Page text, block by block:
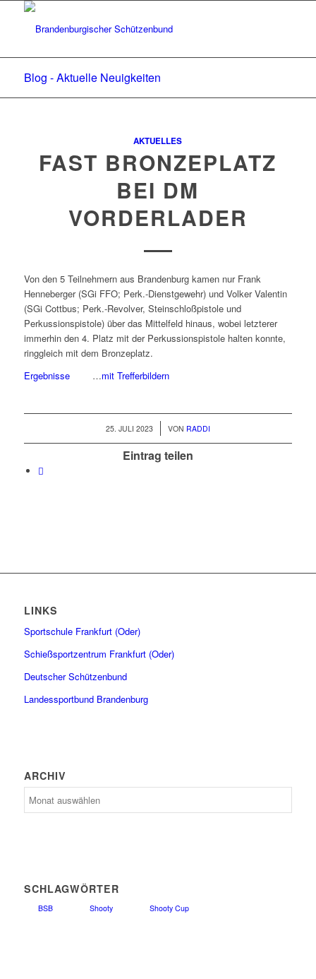
Blog - Aktuelle Neuigkeiten
AKTUELLES
FAST BRONZEPLATZ
BEI DM
VORDERLADER
Von den 5 Teilnehmern aus Brandenburg kamen nur Frank
Henneberger (SGi FFO; Perk.-Dienstgewehr) und Volker Valentin
(SGi Cottbus; Perk.-Revolver, Steinschloßpistole und
Perkussionspistole) über das Mittelfeld hinaus, wobei letzterer
immerhin den 4. Platz mit der Perkussionspistole halten konnte,
ringgleich mit dem Bronzeplatz.
Ergebnisse
…mit Trefferbildern
25. JULI 2023 VON RADDI
Eintrag teilen
LINKS
Sportschule Frankfurt (Oder)
Schießsportzentrum Frankfurt (Oder)
Deutscher Schützenbund
Landessportbund Brandenburg
ARCHIV
SCHLAGWÖRTER
BSB Shooty Shooty Cup